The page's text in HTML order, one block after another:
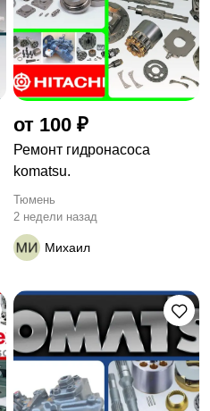
от 100 ₽
Ремонт гидронасоса
komatsu.
Тюмень
2 недели назад
Михаил